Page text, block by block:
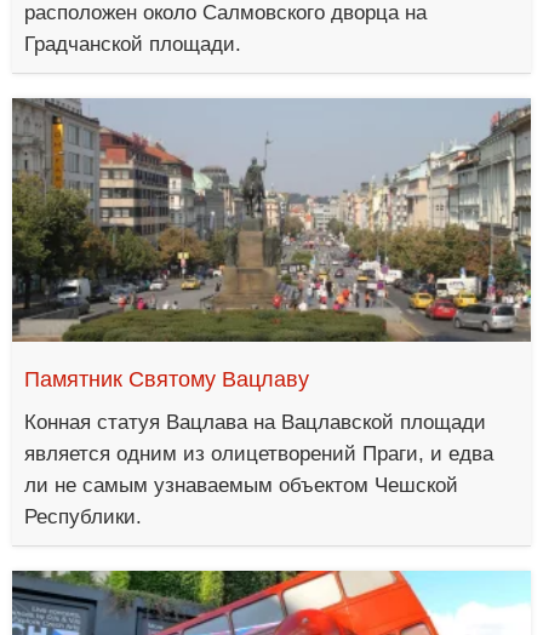
расположен около Салмовского дворца на
Градчанской площади.
Памятник Святому Вацлаву
Конная статуя Вацлава на Вацлавской площади
является одним из олицетворений Праги, и едва
ли не самым узнаваемым объектом Чешской
Республики.